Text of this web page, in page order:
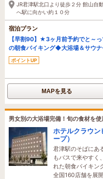
JR君津駅北口より徒歩２分 館山自
へ駅に向かい約１０分
宿泊プラン
【早割90】★3ヶ月前予約でと～
の朝食バイキング◆大浴場＆サウ
ポイントUP
MAPを見る
男女別の大浴場完備！旬の食材を
ホテルクラウン
ープ）
君津駅のそばにあ
もバスで来やすく
れた朝食バイキン
全国160店舗を展
1名がこの宿を